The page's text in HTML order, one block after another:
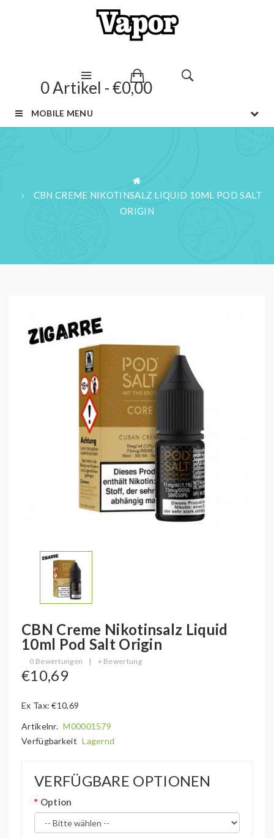
0 Artikel - €0,00
MOBILE MENU
CBN CREME NIKOTINSALZ LIQUID 10ML POD SALT
ORIGIN
CBN Creme Nikotinsalz Liquid
10ml Pod Salt Origin
0 Bewertungen | + Bewertung
€10,69
Ex Tax: €10,69
Artikelnr. M00001579
Verfügbarkeit Lagernd
VERFÜGBARE OPTIONEN
Option